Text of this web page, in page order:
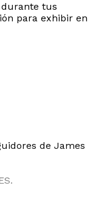
tus
para exhibir en
de James